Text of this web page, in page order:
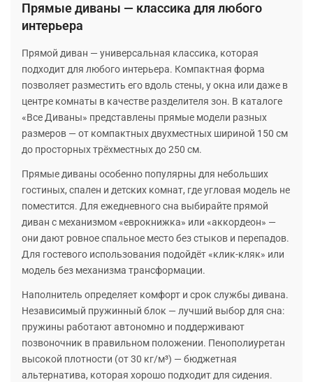
Прямые диваны — классика для любого
интерьера
Прямой диван — универсальная классика, которая
подходит для любого интерьера. Компактная форма
позволяет разместить его вдоль стены, у окна или даже в
центре комнаты в качестве разделителя зон. В каталоге
«Все Диваны» представлены прямые модели разных
размеров — от компактных двухместных шириной 150 см
до просторных трёхместных до 250 см.
Прямые диваны особенно популярны для небольших
гостиных, спален и детских комнат, где угловая модель не
поместится. Для ежедневного сна выбирайте прямой
диван с механизмом «еврокнижка» или «аккордеон» —
они дают ровное спальное место без стыков и перепадов.
Для гостевого использования подойдёт «клик-кляк» или
модель без механизма трансформации.
Наполнитель определяет комфорт и срок службы дивана.
Независимый пружинный блок — лучший выбор для сна:
пружины работают автономно и поддерживают
позвоночник в правильном положении. Пенополиуретан
высокой плотности (от 30 кг/м³) — бюджетная
альтернатива, которая хорошо подходит для сидения.